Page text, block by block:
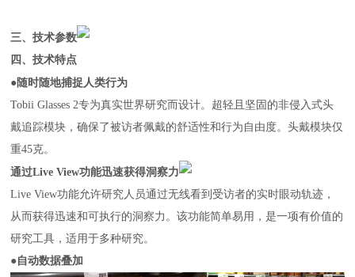
三、技术参数
四、技术特点
●随时随地捕捉人类行为
Tobii Glasses 2专为真实世界研究而设计。超轻且坚固的非侵入式头
戴追踪模块，确保了被访者佩戴的舒适性和行为自由度。头戴模块仅
重45克。
通过Live View功能迅速获得洞察力
Live View功能允许研究人员通过无线看到受访者的实时眼动轨迹，
从而获得迅速和可执行的洞察力。该功能简单易用，是一项有价值的
研究工具，适用于多种研究。
●自动数据叠加